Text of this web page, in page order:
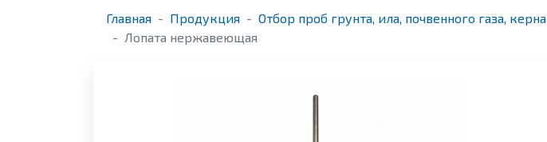
Главная Продукция Отбор проб грунта, ила, почвенного газа, керна
Лопата нержавеющая